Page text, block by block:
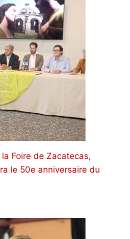
Foire de Zacatecas,
le 50e anniversaire du